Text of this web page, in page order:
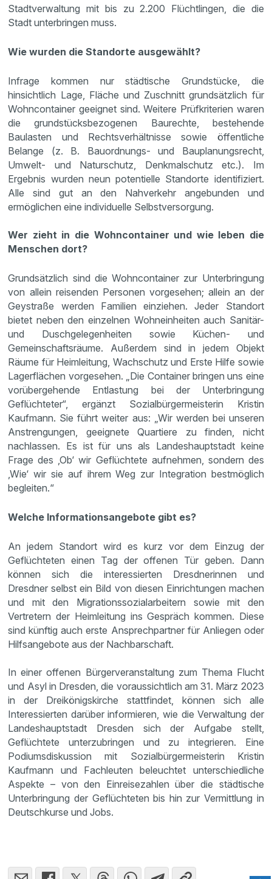
Stadtverwaltung mit bis zu 2.200 Flüchtlingen, die die
Stadt unterbringen muss.
Wie wurden die Standorte ausgewählt?
Infrage kommen nur städtische Grundstücke, die
hinsichtlich Lage, Fläche und Zuschnitt grundsätzlich für
Wohncontainer geeignet sind. Weitere Prüfkriterien waren
die grundstücksbezogenen Baurechte, bestehende
Baulasten und Rechtsverhältnisse sowie öffentliche
Belange (z. B. Bauordnungs- und Bauplanungsrecht,
Umwelt- und Naturschutz, Denkmalschutz etc.). Im
Ergebnis wurden neun potentielle Standorte identifiziert.
Alle sind gut an den Nahverkehr angebunden und
ermöglichen eine individuelle Selbstversorgung.
Wer zieht in die Wohncontainer und wie leben die
Menschen dort?
Grundsätzlich sind die Wohncontainer zur Unterbringung
von allein reisenden Personen vorgesehen; allein an der
Geystraße werden Familien einziehen. Jeder Standort
bietet neben den einzelnen Wohneinheiten auch Sanitär-
und Duschgelegenheiten sowie Küchen- und
Gemeinschaftsräume. Außerdem sind in jedem Objekt
Räume für Heimleitung, Wachschutz und Erste Hilfe sowie
Lagerflächen vorgesehen. „Die Container bringen uns eine
vorübergehende Entlastung bei der Unterbringung
Geflüchteter“, ergänzt Sozialbürgermeisterin Kristin
Kaufmann. Sie führt weiter aus: „Wir werden bei unseren
Anstrengungen, geeignete Quartiere zu finden, nicht
nachlassen. Es ist für uns als Landeshauptstadt keine
Frage des ‚Ob‘ wir Geflüchtete aufnehmen, sondern des
‚Wie‘ wir sie auf ihrem Weg zur Integration bestmöglich
begleiten.“
Welche Informationsangebote gibt es?
An jedem Standort wird es kurz vor dem Einzug der
Geflüchteten einen Tag der offenen Tür geben. Dann
können sich die interessierten Dresdnerinnen und
Dresdner selbst ein Bild von diesen Einrichtungen machen
und mit den Migrationssozialarbeitern sowie mit den
Vertretern der Heimleitung ins Gespräch kommen. Diese
sind künftig auch erste Ansprechpartner für Anliegen oder
Hilfsangebote aus der Nachbarschaft.
In einer offenen Bürgerveranstaltung zum Thema Flucht
und Asyl in Dresden, die voraussichtlich am 31. März 2023
in der Dreikönigskirche stattfindet, können sich alle
Interessierten darüber informieren, wie die Verwaltung der
Landeshauptstadt Dresden sich der Aufgabe stellt,
Geflüchtete unterzubringen und zu integrieren. Eine
Podiumsdiskussion mit Sozialbürgermeisterin Kristin
Kaufmann und Fachleuten beleuchtet unterschiedliche
Aspekte – von den Einreisezahlen über die städtische
Unterbringung der Geflüchteten bis hin zur Vermittlung in
Deutschkurse und Jobs.